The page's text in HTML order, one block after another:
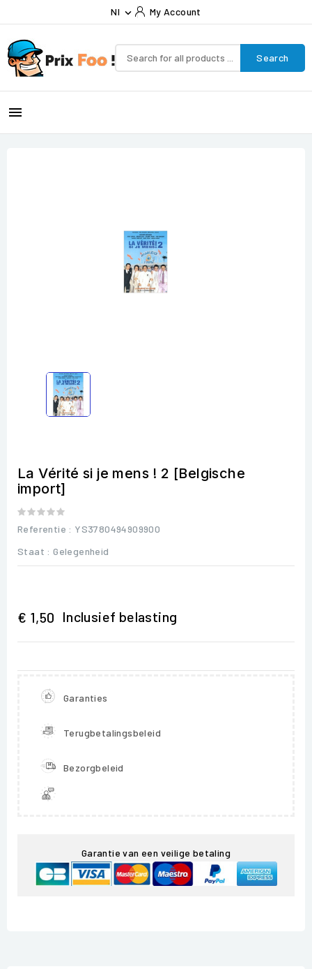
Nl  My Account
Search

La Vérité si je mens ! 2 [Belgische
import]
Referentie : YS3780494909900
Staat : Gelegenheid
€ 1,50 Inclusief belasting
Garanties
Terugbetalingsbeleid
Bezorgbeleid
Garantie van een veilige betaling